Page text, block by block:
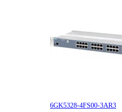
6GK5328-4FS00-3AR3